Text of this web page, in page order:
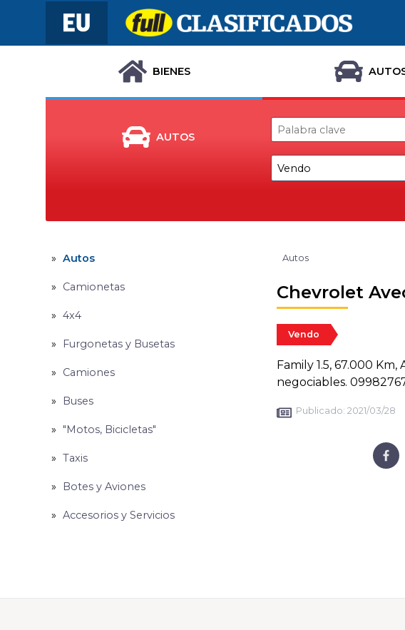
BIENES
AUTOS
Autos
Camionetas
4x4
Furgonetas y Busetas
Camiones
Buses
"Motos, Bicicletas"
Taxis
Botes y Aviones
Accesorios y Servicios
Autos
Chevrolet
Vendo
Family 1.5, 67.000
negociables.
Publicado: 2021/03/28